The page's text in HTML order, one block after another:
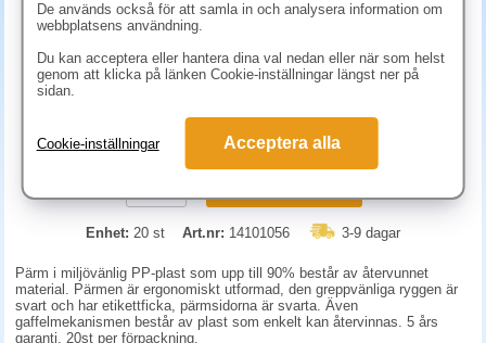
1636.30 kr (inkl. moms)
Enhet: 20 st Art.nr: 14101056 3-9 dagar
Pärm i miljövänlig PP-plast som upp till 90% består av återvunnet
material. Pärmen är ergonomiskt utformad, den greppvänliga ryggen är
svart och har etikettficka, pärmsidorna är svarta. Även
gaffelmekanismen består av plast som enkelt kan återvinnas. 5 års
garanti. 20st per förpackning.
De används också för att samla in och analysera information om
webbplatsens användning.
Du kan acceptera eller hantera dina val nedan eller när som helst
genom att klicka på länken Cookie-inställningar längst ner på
sidan.
Cookie-inställningar Acceptera alla